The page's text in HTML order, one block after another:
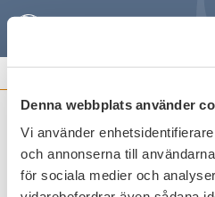
Denna webbplats använder
Vi använder
och annonserna till
för sociala medier och
Possible impact of
on bank financing of